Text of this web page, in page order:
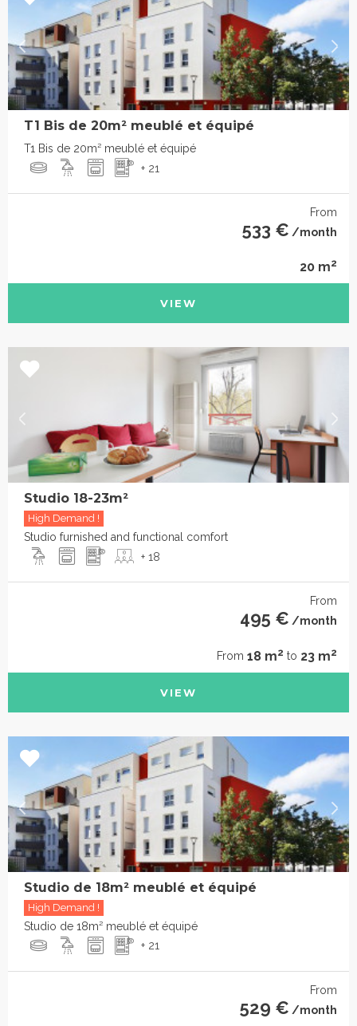
T1 Bis de 20m² meublé et équipé
T1 Bis de 20m² meublé et équipé
+ 21
From
533 € /month
20 m2
VIEW
Studio 18-23m²
High Demand !
Studio furnished and functional comfort
+ 18
From
495 € /month
From 18 m2 to 23 m2
VIEW
Studio de 18m² meublé et équipé
High Demand !
Studio de 18m² meublé et équipé
+ 21
From
529 € /month